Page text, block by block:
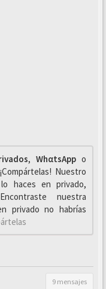
, WhαtsAppo
Nuestro
haces en privado,
nuestra
privado no habrías
9 mensajes